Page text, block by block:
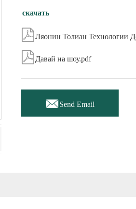
скачать
Ляонин Толиан Технологии
Давай на шоу.pdf
Send Email